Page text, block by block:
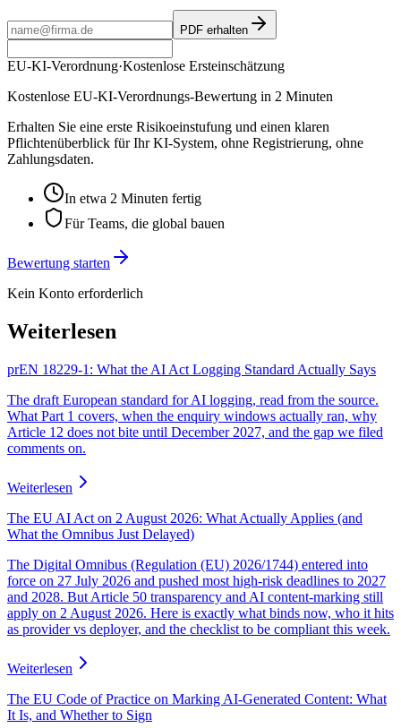
PDF erhalten
EU-KI-Verordnung·Kostenlose Ersteinschätzung
Kostenlose EU-KI-Verordnungs-Bewertung in 2 Minuten
Erhalten Sie eine erste Risikoeinstufung und einen klaren
Pflichtenüberblick für Ihr KI-System, ohne Registrierung, ohne
Zahlungsdaten.
In etwa 2 Minuten fertig
Für Teams, die global bauen
Bewertung starten
Kein Konto erforderlich
Weiterlesen
prEN 18229-1: What the AI Act Logging Standard Actually Says
The draft European standard for AI logging, read from the source.
What Part 1 covers, when the enquiry windows actually ran, why
Article 12 does not bite until December 2027, and the gap we filed
comments on.
Weiterlesen
The EU AI Act on 2 August 2026: What Actually Applies (and
What the Omnibus Just Delayed)
The Digital Omnibus (Regulation (EU) 2026/1744) entered into
force on 27 July 2026 and pushed most high-risk deadlines to 2027
and 2028. But Article 50 transparency and AI content-marking still
apply on 2 August 2026. Here is exactly what binds now, who it hits
as provider vs deployer, and the checklist to be compliant this week.
Weiterlesen
The EU Code of Practice on Marking AI-Generated Content: What
It Is, and Whether to Sign